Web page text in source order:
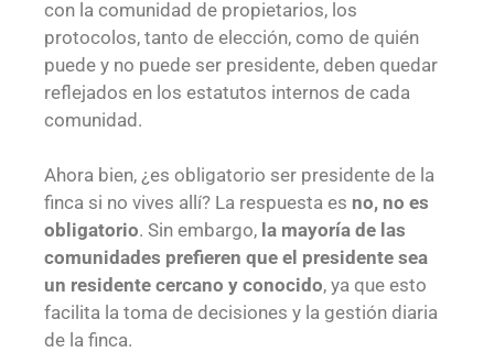
con la comunidad de propietarios, los
protocolos, tanto de elección, como de quién
puede y no puede ser presidente, deben quedar
reflejados en los estatutos internos de cada
comunidad.
Ahora bien, ¿es obligatorio ser presidente de la
finca si no vives allí? La respuesta es no, no es
obligatorio. Sin embargo, la mayoría de las
comunidades prefieren que el presidente sea
un residente cercano y conocido, ya que esto
facilita la toma de decisiones y la gestión diaria
de la finca.